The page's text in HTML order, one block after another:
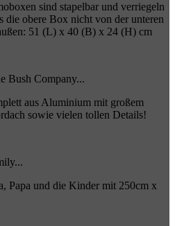
sind stapelbar und verriegeln
die obere Box nicht von der unteren
51 (L) x 40 (B) x 24 (H) cm
Bush Company...
aus Aluminium mit großem
sowie vielen tollen Details!
Papa und die Kinder mit 250cm x